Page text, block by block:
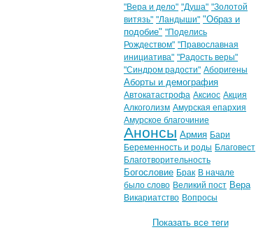
"Вера и дело" "Душа" "Золотой
витязь" "Ландыши" "Образ и
подобие" "Поделись
Рождеством" "Православная
инициатива" "Радость веры"
"Синдром радости" Аборигены
Аборты и демография
Автокатастрофа Аксиос Акция
Алкоголизм Амурская епархия
Амурское благочиние
Анонсы Армия Бари
Беременность и роды Благовест
Благотворительность
Богословие Брак В начале
было слово Великий пост Вера
Викариатство Вопросы
Показать все теги